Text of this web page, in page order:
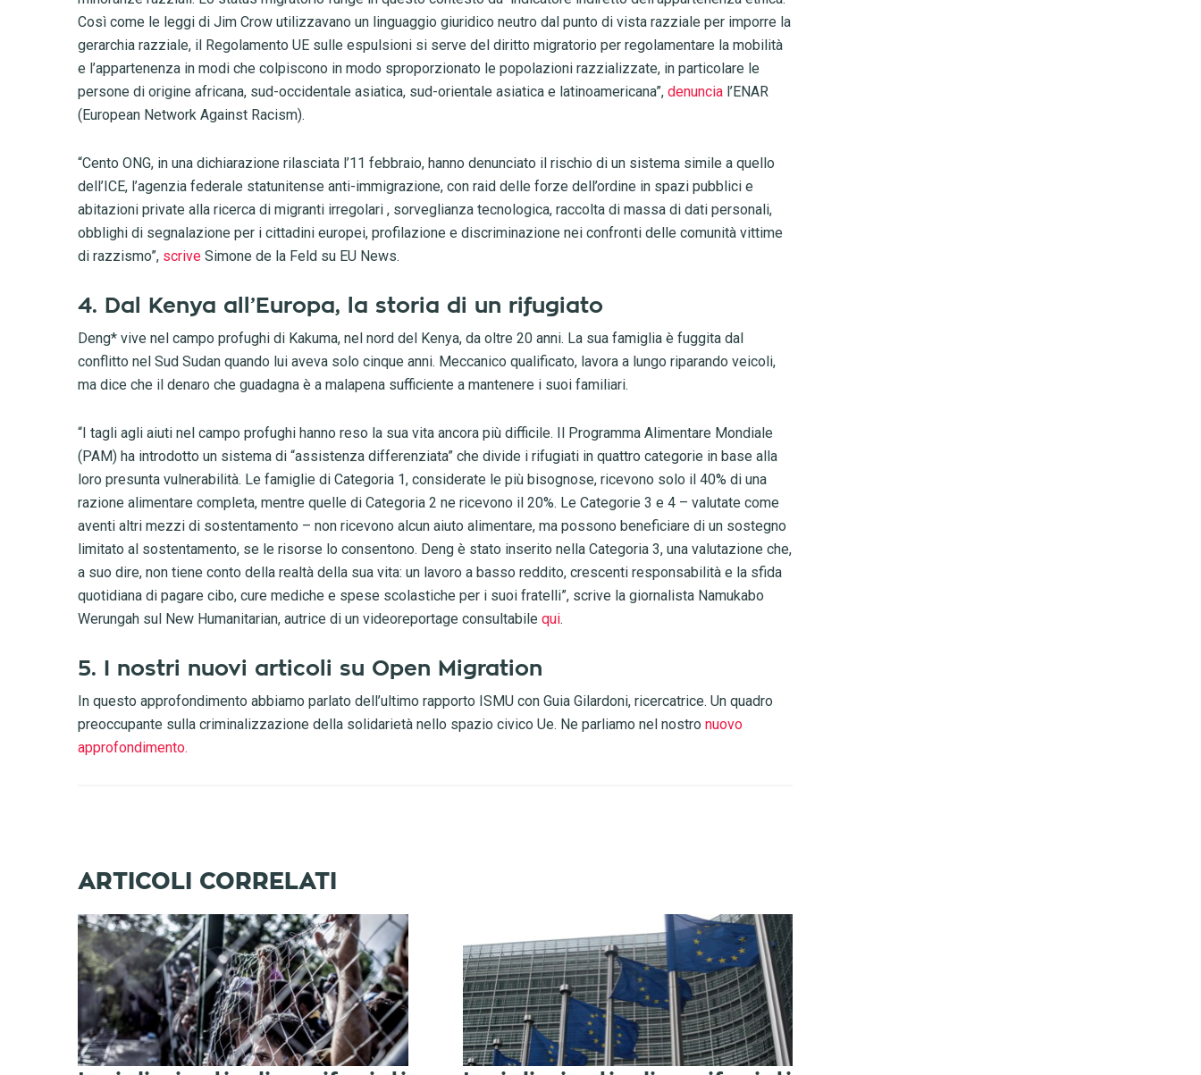
Così come le leggi di Jim Crow utilizzavano un linguaggio giuridico neutro dal punto di vista razziale per imporre la
gerarchia razziale, il Regolamento UE sulle espulsioni si serve del diritto migratorio per regolamentare la mobilità
e l’appartenenza in modi che colpiscono in modo sproporzionato le popolazioni razzializzate, in particolare le
persone di origine africana, sud-occidentale asiatica, sud-orientale asiatica e latinoamericana”, denuncia l’ENAR
(European Network Against Racism).
“Cento ONG, in una dichiarazione rilasciata l’11 febbraio, hanno denunciato il rischio di un sistema simile a quello
dell’ICE, l’agenzia federale statunitense anti-immigrazione, con raid delle forze dell’ordine in spazi pubblici e
abitazioni private alla ricerca di migranti irregolari , sorveglianza tecnologica, raccolta di massa di dati personali,
obblighi di segnalazione per i cittadini europei, profilazione e discriminazione nei confronti delle comunità vittime
di razzismo”, scrive Simone de la Feld su EU News.
4. Dal Kenya all’Europa, la storia di un rifugiato
Deng* vive nel campo profughi di Kakuma, nel nord del Kenya, da oltre 20 anni. La sua famiglia è fuggita dal
conflitto nel Sud Sudan quando lui aveva solo cinque anni. Meccanico qualificato, lavora a lungo riparando veicoli,
ma dice che il denaro che guadagna è a malapena sufficiente a mantenere i suoi familiari.
“I tagli agli aiuti nel campo profughi hanno reso la sua vita ancora più difficile. Il Programma Alimentare Mondiale
(PAM) ha introdotto un sistema di “assistenza differenziata” che divide i rifugiati in quattro categorie in base alla
loro presunta vulnerabilità. Le famiglie di Categoria 1, considerate le più bisognose, ricevono solo il 40% di una
razione alimentare completa, mentre quelle di Categoria 2 ne ricevono il 20%. Le Categorie 3 e 4 – valutate come
aventi altri mezzi di sostentamento – non ricevono alcun aiuto alimentare, ma possono beneficiare di un sostegno
limitato al sostentamento, se le risorse lo consentono. Deng è stato inserito nella Categoria 3, una valutazione che,
a suo dire, non tiene conto della realtà della sua vita: un lavoro a basso reddito, crescenti responsabilità e la sfida
quotidiana di pagare cibo, cure mediche e spese scolastiche per i suoi fratelli”, scrive la giornalista Namukabo
Werungah sul New Humanitarian, autrice di un videoreportage consultabile qui.
5. I nostri nuovi articoli su Open Migration
In questo approfondimento abbiamo parlato dell’ultimo rapporto ISMU con Guia Gilardoni, ricercatrice. Un quadro
preoccupante sulla criminalizzazione della solidarietà nello spazio civico Ue. Ne parliamo nel nostro nuovo
approfondimento.